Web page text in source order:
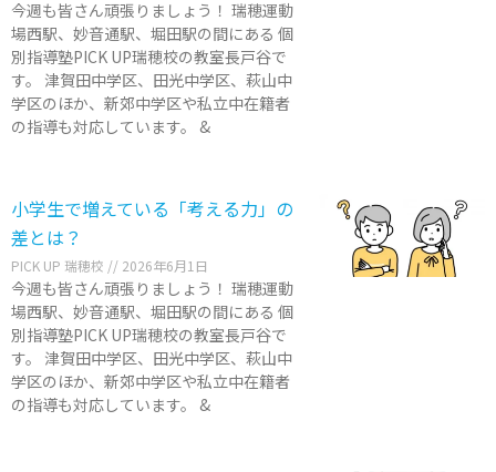
今週も皆さん頑張りましょう！ 瑞穂運動
場西駅、妙音通駅、堀田駅の間にある 個
別指導塾PICK UP瑞穂校の教室長戸谷で
す。 津賀田中学区、田光中学区、萩山中
学区のほか、新郊中学区や私立中在籍者
の指導も対応しています。 &
小学生で増えている「考える力」の
差とは？
PICK UP 瑞穂校 2026年6月1日
今週も皆さん頑張りましょう！ 瑞穂運動
場西駅、妙音通駅、堀田駅の間にある 個
別指導塾PICK UP瑞穂校の教室長戸谷で
す。 津賀田中学区、田光中学区、萩山中
学区のほか、新郊中学区や私立中在籍者
の指導も対応しています。 &